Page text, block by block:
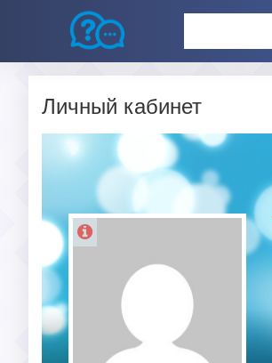
Личный кабинет